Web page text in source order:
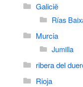
Galicië
Rías
Murcia
Jumilla
ribera del
Rioja